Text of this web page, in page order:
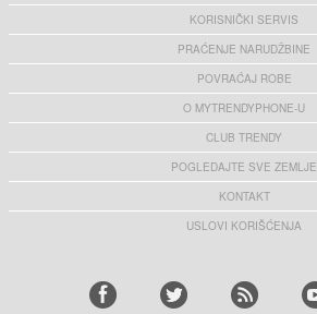
KORISNIČKI SERVIS
PRAĆENJE NARUDŽBINE
POVRAĆAJ ROBE
O MYTRENDYPHONE-U
CLUB TRENDY
POGLEDAJTE SVE ZEMLJE
KONTAKT
USLOVI KORIŠĆENJA